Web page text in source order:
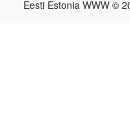
Eesti Estonia WWW ©